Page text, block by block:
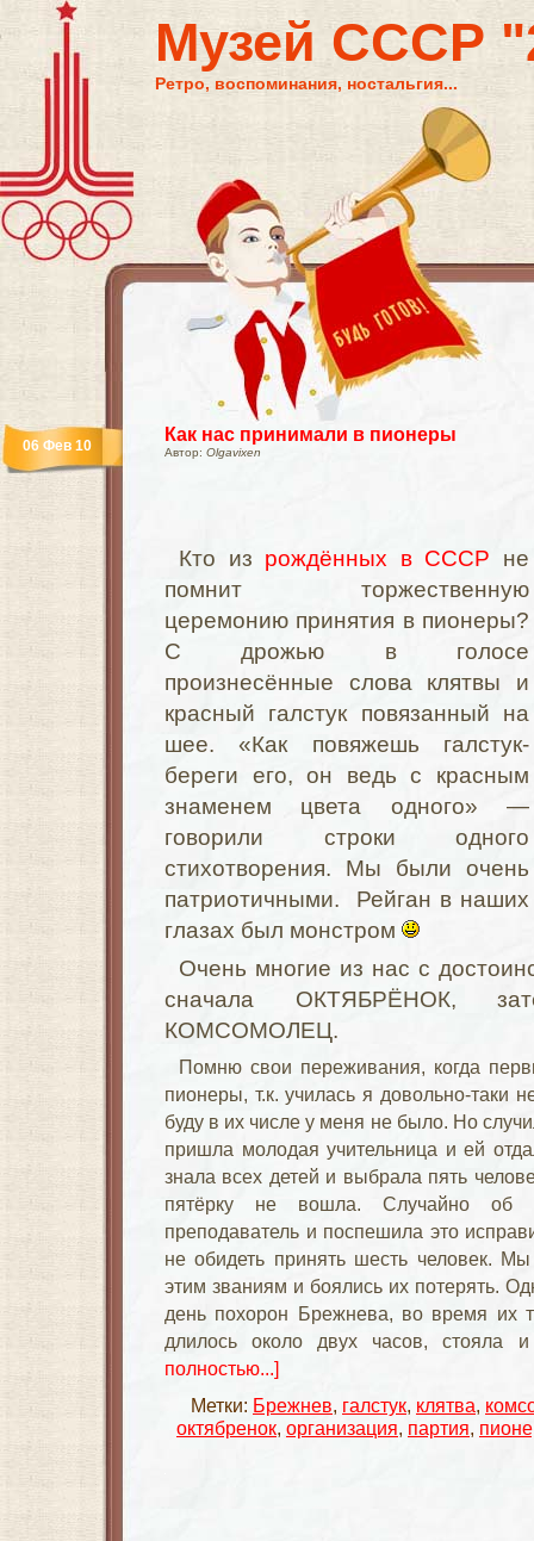
Музей СССР
Ретро, воспоминания, ностальгия...
Как нас принимали в пионеры
Автор: Olgavixen
06 Фев 10
Кто из рождённых в СССР не
помнит торжественную
церемонию принятия в пионеры?
С дрожью в голосе
произнесённые слова клятвы и
красный галстук повязанный на
шее. «Как повяжешь галстук-
береги его, он ведь с красным
знаменем цвета одного» —
говорили строки одного
стихотворения. Мы были очень
патриотичными. Рейган в наших
глазах был монстром
Очень многие из нас с
сначала ОКТЯБРЁНОК,
КОМСОМОЛЕЦ.
Помню свои переживания, когда
пионеры, т.к. училась я довольно-таки
буду в их числе у меня не было. Но
пришла молодая учительница и ей
знала всех детей и выбрала пять
пятёрку не вошла. Случайно
преподаватель и поспешила это
не обидеть принять шесть человек.
этим званиям и боялись их потерять.
день похорон Брежнева, во время их
длилось около двух часов, стояла
полностью...]
Метки: Брежнев, галстук, клятва,
октябренок, организация, партия,